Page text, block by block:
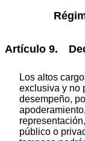
Artículo 9.
Los altos
exclusiva y no
desempeño,
público o